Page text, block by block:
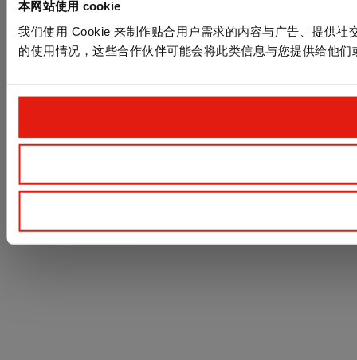
本网站使用 cookie
我们使用 Cookie 来制作贴合用户需求的内容与广告、提供
的使用情况，这些合作伙伴可能会将此类信息与您提供给他